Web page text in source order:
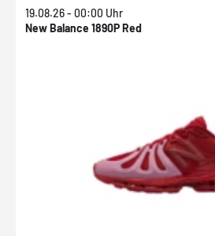
19.08.26 - 00:00 Uhr
New Balance 1890P Red